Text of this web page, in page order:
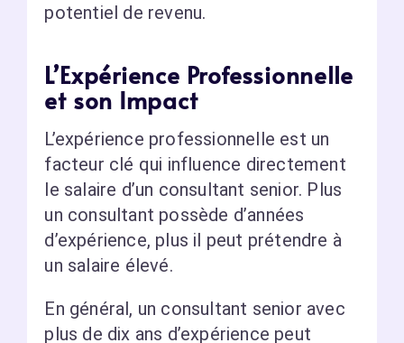
potentiel de revenu.
L’Expérience Professionnelle
et son Impact
L’expérience professionnelle est un
facteur clé qui influence directement
le salaire d’un consultant senior. Plus
un consultant possède d’années
d’expérience, plus il peut prétendre à
un salaire élevé.
En général, un consultant senior avec
plus de dix ans d’expérience peut